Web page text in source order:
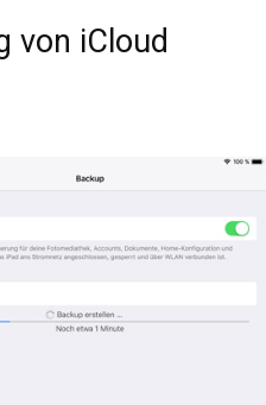
von iCloud